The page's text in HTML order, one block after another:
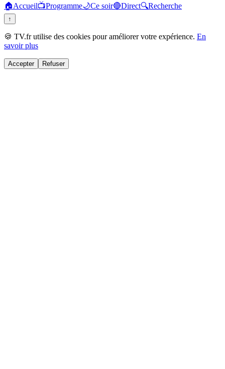
🏠Accueil📺Programme🌙Ce soir🔴Direct🔍Recherche
↑
🍪 TV.fr utilise des cookies pour améliorer votre expérience. En
savoir plus
Accepter Refuser